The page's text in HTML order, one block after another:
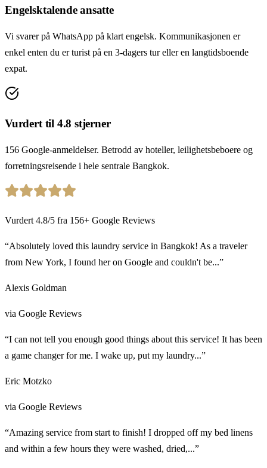
Engelsktalende ansatte
Vi svarer på WhatsApp på klart engelsk. Kommunikasjonen er
enkel enten du er turist på en 3-dagers tur eller en langtidsboende
expat.
Vurdert til 4.8 stjerner
156 Google-anmeldelser. Betrodd av hoteller, leilighetsbeboere og
forretningsreisende i hele sentrale Bangkok.
Vurdert 4.8/5 fra 156+ Google Reviews
“Absolutely loved this laundry service in Bangkok! As a traveler
from New York, I found her on Google and couldn't be...”
Alexis Goldman
via Google Reviews
“I can not tell you enough good things about this service! It has been
a game changer for me. I wake up, put my laundry...”
Eric Motzko
via Google Reviews
“Amazing service from start to finish! I dropped off my bed linens
and within a few hours they were washed, dried,...”